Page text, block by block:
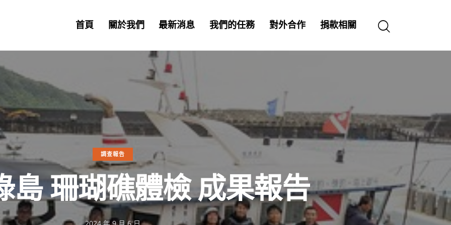
首頁 關於我們 最新消息 我們的任務 對外合作 捐款相關
調查報告
島 珊瑚礁體檢 成果報告